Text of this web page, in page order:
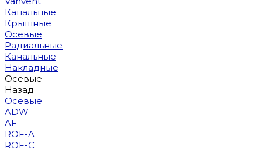
Канальные
Крышные
Осевые
Радиальные
Канальные
Накладные
Осевые
Назад
Осевые
ADW
AF
ROF-A
ROF-C